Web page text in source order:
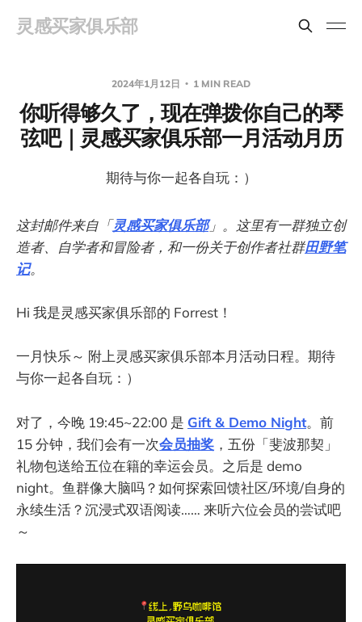
灵感买家俱乐部
2024年1月12日 1 MIN READ
你听得够久了，现在弹拨你自己的琴
弦吧｜灵感买家俱乐部一月活动月历
期待与你一起各自玩：）
这封邮件来自「灵感买家俱乐部」。这里有一群独立创
造者、自学者和冒险者，和一份关于创作者社群田野笔
记。
Hi 我是灵感买家俱乐部的 Forrest！
一月快乐～ 附上灵感买家俱乐部本月活动日程。期待
与你一起各自玩：）
对了，今晚 19:45~22:00 是 Gift & Demo Night。前
15 分钟，我们会有一次会员抽奖 ，五份「斐波那契」
礼物包送给五位在籍的幸运会员。之后是 demo
night。鱼群像大脑吗？如何探索回馈社区/环境/自身的
永续生活？沉浸式双语阅读…… 来听六位会员的尝试吧
～